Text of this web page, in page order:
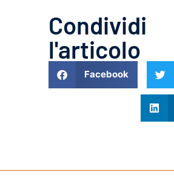
Condividi
l'articolo
Facebook